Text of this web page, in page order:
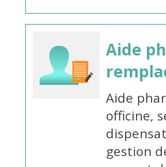
Aide
Aide
officine,
gestion